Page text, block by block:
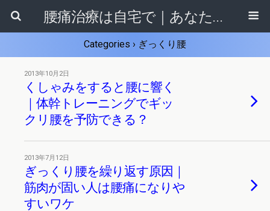
腰痛治療は自宅で｜あなたに合ったセルフ整体法がきっと見つかる！
Categories › ぎっくり腰
2013年10月2日
くしゃみをすると腰に響く
｜体幹トレーニングでギッ
クリ腰を予防できる？
2013年7月12日
ぎっくり腰を繰り返す原因｜
筋肉が固い人は腰痛になりや
すいワケ